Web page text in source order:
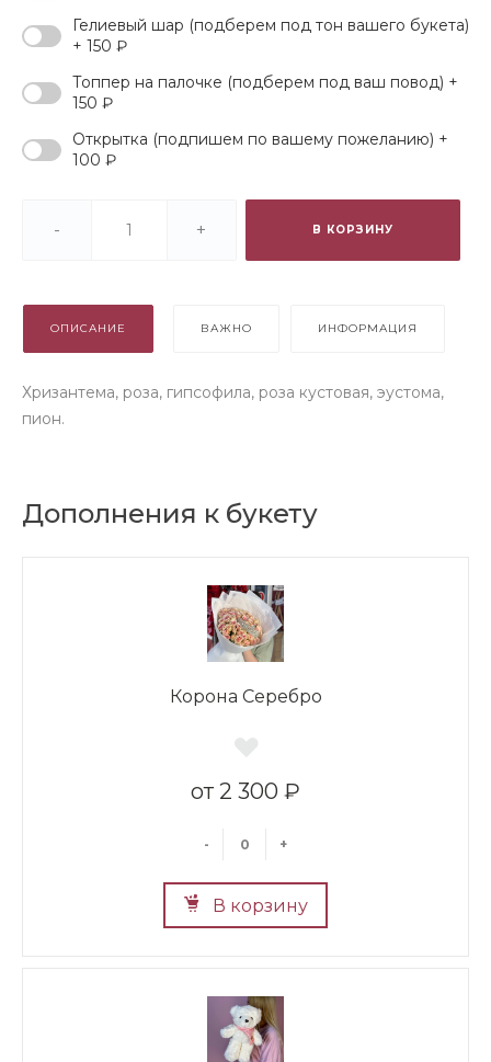
Гелиевый шар (подберем под тон вашего букета)
+ 150 ₽
Топпер на палочке (подберем под ваш повод) +
150 ₽
Открытка (подпишем по вашему пожеланию) +
100 ₽
- + В КОРЗИНУ
ОПИСАНИЕ ВАЖНО ИНФОРМАЦИЯ
Хризантема, роза, гипсофила, роза кустовая, эустома,
пион.
Дополнения к букету
Корона Серебро
2 300 ₽
- +
В корзину